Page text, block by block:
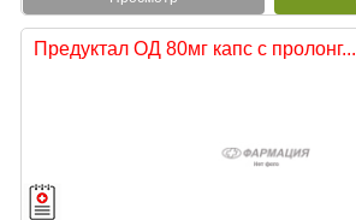
Предуктал ОД 80мг капс с пролонг...